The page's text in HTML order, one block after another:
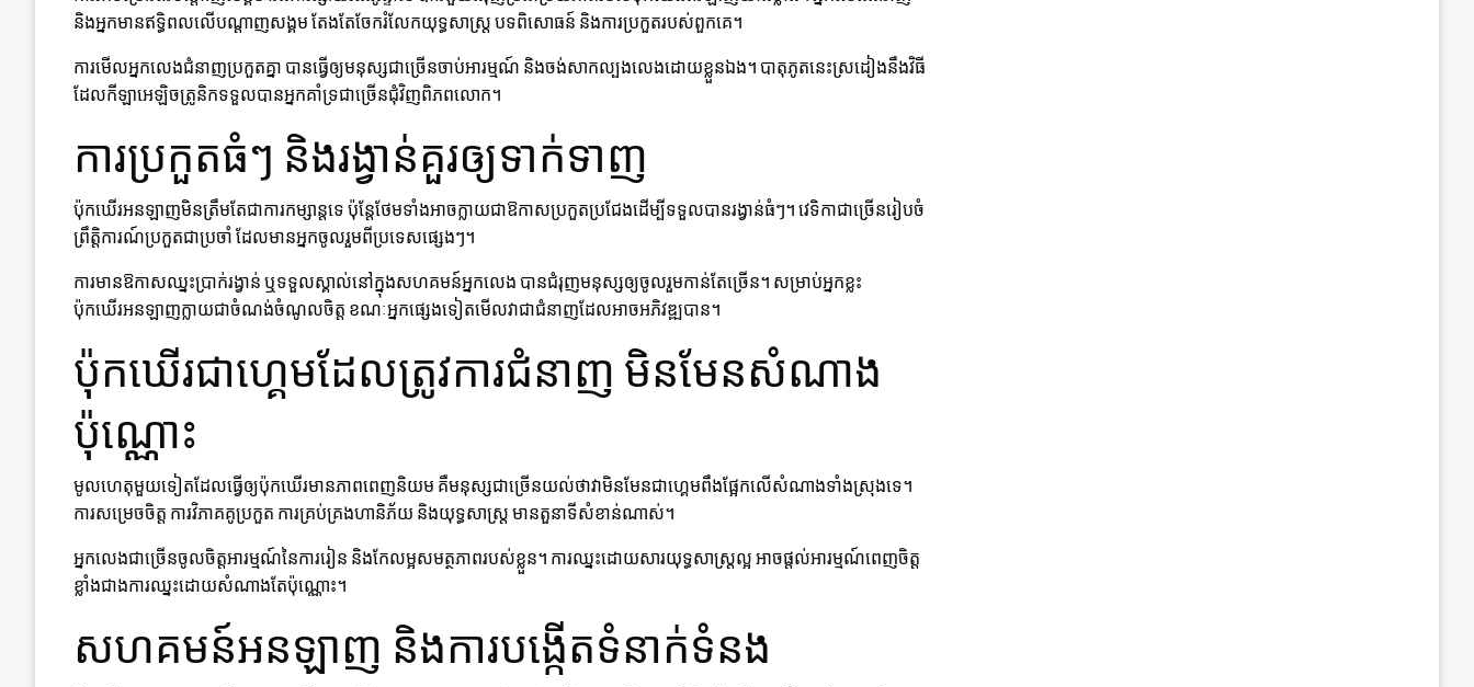
និងអ្នកមានឥទ្ធិពលលើបណ្តាញសង្គម តែងតែចែករំលែកយុទ្ធសាស្ត្រ បទពិសោធន៍ និងការប្រកួតរបស់ពួកគេ។
ការមើលអ្នកលេងជំនាញប្រកួតគ្នា បានធ្វើឲ្យមនុស្សជាច្រើនចាប់អារម្មណ៍ និងចង់សាកល្បងលេងដោយខ្លួនឯង។ បាតុភូតនេះស្រដៀងនឹងវិធី
ដែលកីឡាអេឡិចត្រូនិកទទួលបានអ្នកគាំទ្រជាច្រើនជុំវិញពិភពលោក។
ការប្រកួតធំៗ និងរង្វាន់គួរឲ្យទាក់ទាញ
ប៉ុកឃើរអនឡាញមិនត្រឹមតែជាការកម្សាន្តទេ ប៉ុន្តែថែមទាំងអាចក្លាយជាឱកាសប្រកួតប្រជែងដើម្បីទទួលបានរង្វាន់ធំៗ។ វេទិកាជាច្រើនរៀបចំ
ព្រឹត្តិការណ៍ប្រកួតជាប្រចាំ ដែលមានអ្នកចូលរួមពីប្រទេសផ្សេងៗ។
ការមានឱកាសឈ្នះប្រាក់រង្វាន់ ឬទទួលស្គាល់នៅក្នុងសហគមន៍អ្នកលេង បានជំរុញមនុស្សឲ្យចូលរួមកាន់តែច្រើន។ សម្រាប់អ្នកខ្លះ
ប៉ុកឃើរអនឡាញក្លាយជាចំណង់ចំណូលចិត្ត ខណៈអ្នកផ្សេងទៀតមើលវាជាជំនាញដែលអាចអភិវឌ្ឍបាន។
ប៉ុកឃើរជាហ្គេមដែលត្រូវការជំនាញ មិនមែនសំណាង
ប៉ុណ្ណោះ
មូលហេតុមួយទៀតដែលធ្វើឲ្យប៉ុកឃើរមានភាពពេញនិយម គឺមនុស្សជាច្រើនយល់ថាវាមិនមែនជាហ្គេមពឹងផ្អែកលើសំណាងទាំងស្រុងទេ។
ការសម្រេចចិត្ត ការវិភាគគូប្រកួត ការគ្រប់គ្រងហានិភ័យ និងយុទ្ធសាស្ត្រ មានតួនាទីសំខាន់ណាស់។
អ្នកលេងជាច្រើនចូលចិត្តអារម្មណ៍នៃការរៀន និងកែលម្អសមត្ថភាពរបស់ខ្លួន។ ការឈ្នះដោយសារយុទ្ធសាស្ត្រល្អ អាចផ្តល់អារម្មណ៍ពេញចិត្ត
ខ្លាំងជាងការឈ្នះដោយសំណាងតែប៉ុណ្ណោះ។
សហគមន៍អនឡាញ និងការបង្កើតទំនាក់ទំនង